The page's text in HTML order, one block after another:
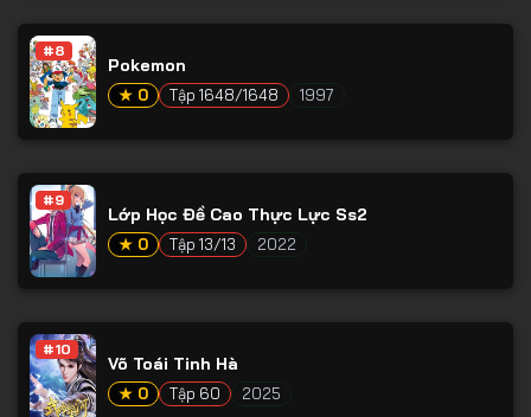
Tập 80
Tập 82
Tập 83
Tập 84
#8
Pokemon
★ 0 Tập 1648/1648 1997
#9
Lớp Học Đề Cao Thực Lực Ss2
★ 0 Tập 13/13 2022
#10
Võ Toái Tinh Hà
★ 0 Tập 60 2025